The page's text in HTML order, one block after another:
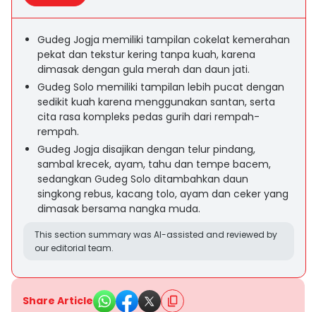
Gudeg Jogja memiliki tampilan cokelat kemerahan
pekat dan tekstur kering tanpa kuah, karena
dimasak dengan gula merah dan daun jati.
Gudeg Solo memiliki tampilan lebih pucat dengan
sedikit kuah karena menggunakan santan, serta
cita rasa kompleks pedas gurih dari rempah-
rempah.
Gudeg Jogja disajikan dengan telur pindang,
sambal krecek, ayam, tahu dan tempe bacem,
sedangkan Gudeg Solo ditambahkan daun
singkong rebus, kacang tolo, ayam dan ceker yang
dimasak bersama nangka muda.
This section summary was AI-assisted and reviewed by
our editorial team.
Share Article